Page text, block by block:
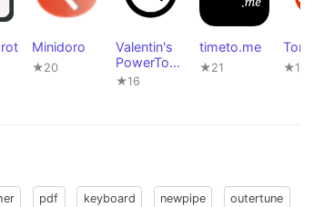
Minidoro
★20
Valentin's
PowerTool
s #016
★16
timeto.me
★21
Tomato
★1,129
pdf keyboard newpipe outertune